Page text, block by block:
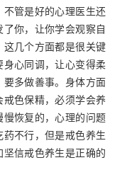
管是好的心理医生还
你，让你学会观察自
几个方面都是很关键
心同调，让心变得柔
多做善事。身体方面
色保精，必须学会养
恢复的，心理的问题
不行，但是戒色养生
信戒色养生是正确的